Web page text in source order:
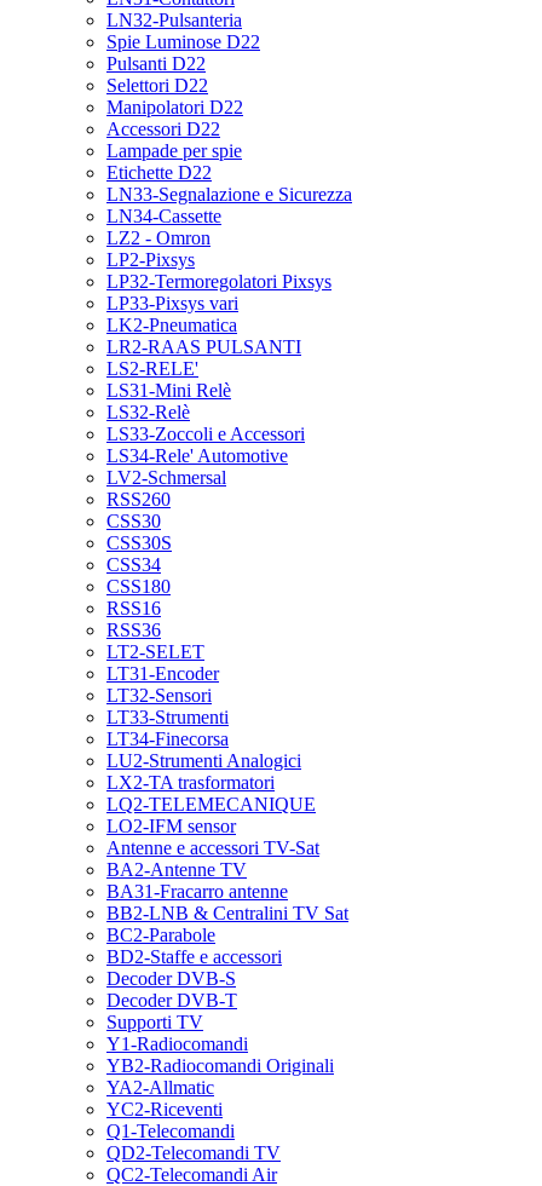
LN32-Pulsanteria
Spie Luminose D22
Pulsanti D22
Selettori D22
Manipolatori D22
Accessori D22
Lampade per spie
Etichette D22
LN33-Segnalazione e Sicurezza
LN34-Cassette
LZ2 - Omron
LP2-Pixsys
LP32-Termoregolatori Pixsys
LP33-Pixsys vari
LK2-Pneumatica
LR2-RAAS PULSANTI
LS2-RELE'
LS31-Mini Relè
LS32-Relè
LS33-Zoccoli e Accessori
LS34-Rele' Automotive
LV2-Schmersal
RSS260
CSS30
CSS30S
CSS34
CSS180
RSS16
RSS36
LT2-SELET
LT31-Encoder
LT32-Sensori
LT33-Strumenti
LT34-Finecorsa
LU2-Strumenti Analogici
LX2-TA trasformatori
LQ2-TELEMECANIQUE
LO2-IFM sensor
Antenne e accessori TV-Sat
BA2-Antenne TV
BA31-Fracarro antenne
BB2-LNB & Centralini TV Sat
BC2-Parabole
BD2-Staffe e accessori
Decoder DVB-S
Decoder DVB-T
Supporti TV
Y1-Radiocomandi
YB2-Radiocomandi Originali
YA2-Allmatic
YC2-Riceventi
Q1-Telecomandi
QD2-Telecomandi TV
QC2-Telecomandi Air